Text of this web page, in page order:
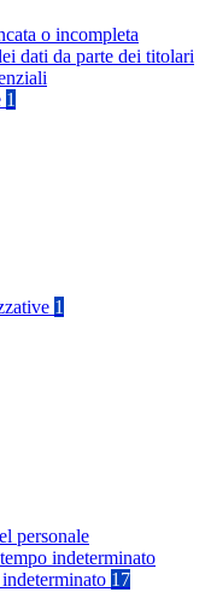
o incompleta
dati da parte dei titolari
1
1
personale
indeterminato
17